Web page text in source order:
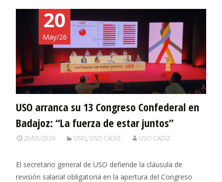
20
May/26
USO arranca su 13 Congreso Confederal en
Badajoz: “La fuerza de estar juntos”
20/05/2026 USO, USO CADIZ USO CADIZ
El secretario general de USO defiende la cláusula de
revisión salarial obligatoria en la apertura del Congreso